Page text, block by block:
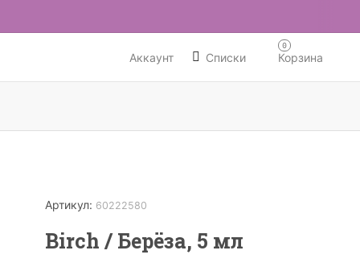
Аккаунт Списки Корзина
0
Артикул: 60222580
Birch / Берёза, 5 мл